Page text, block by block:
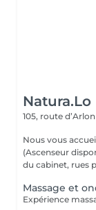
Natura.Lo
105, route d’Arlon
Nous vous
(Ascenseur disponible) (Possibilité de vous
du cabinet, rues
Massage et